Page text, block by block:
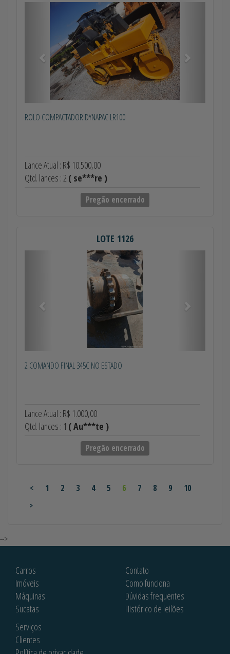
ROLO COMPACTADOR DYNAPAC LR100
Lance Atual : R$ 10.500,00
Qtd. lances : 2 ( se***re )
Pregão encerrado
LOTE 1126
2 COMANDO FINAL 345C NO ESTADO
Lance Atual : R$ 1.000,00
Qtd. lances : 1 ( Au***te )
Pregão encerrado
< 1 2 3 4 5 6 7 8 9
10
>
-->
Carros
Imóveis
Máquinas
Sucatas
Contato
Como funciona
Dúvidas frequentes
Histórico de leilões
Serviços
Clientes